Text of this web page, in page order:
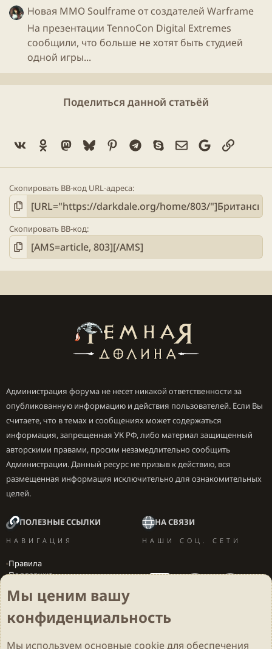
Новая ММО Soulframe от создателей Warframe
На презентации TennoCon Digital Extremes
сообщили, что больше не хотят быть студией
одной игры...
Поделиться данной статьёй
Vk Ok Mastodon
BlueskyPinterestTelegram
SkypeЭлектронная
GoogleСсылка
Скопировать BB-код URL-адреса
Скопировать BB-код
Администрация форума не несет никакой ответственности за
опубликованную информацию и действия пользователей. Если Вы
считаете, что в темах и сообщениях может содержаться
информация, запрещенная УК РФ, либо материал защищенный
авторскими правами, просим незамедлительно сообщить
Администрации. Данный ресурс не призыв к действию, вся
размещенная информация исключительно для ознакомительных
целей.
ПОЛЕЗНЫЕ ССЫЛКИ
НАВИГАЦИЯ
Правила
Поддержка
Локализация игр
НА СВЯЗИ
НАШИ СОЦ. СЕТИ
Мы ценим вашу
конфиденциальность
Мы используем основные cookieдля обеспечения